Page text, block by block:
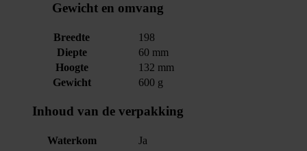
Gewicht en omvang
Breedte
198
Diepte
60 mm
Hoogte
132 mm
Gewicht
600 g
Inhoud van de verpakking
Waterkom Ja